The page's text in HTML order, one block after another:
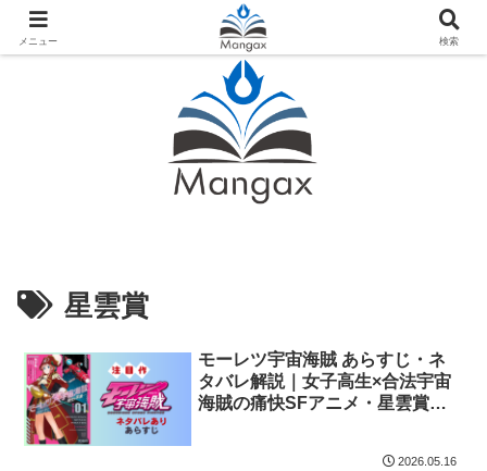
人気おすすめ漫画紹介ならMangax（マンガックス）
星雲賞
モーレツ宇宙海賊 あらすじ・ネ
タバレ解説｜女子高生×合法宇宙
海賊の痛快SFアニメ・星雲賞受
2026.05.16
メニュー 検索